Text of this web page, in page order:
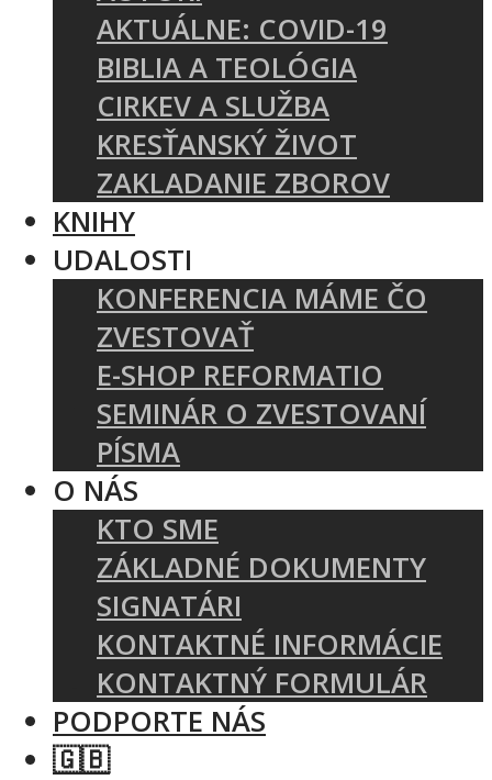
AKTUÁLNE: COVID-19
BIBLIA A TEOLÓGIA
CIRKEV A SLUŽBA
KRESŤANSKÝ ŽIVOT
ZAKLADANIE ZBOROV
KNIHY
UDALOSTI
KONFERENCIA MÁME ČO
ZVESTOVAŤ
E-SHOP REFORMATIO
SEMINÁR O ZVESTOVANÍ
PÍSMA
O NÁS
KTO SME
ZÁKLADNÉ DOKUMENTY
SIGNATÁRI
KONTAKTNÉ INFORMÁCIE
KONTAKTNÝ FORMULÁR
PODPORTE NÁS
🇬🇧